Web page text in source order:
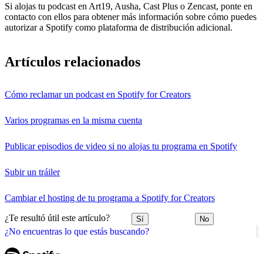
¿No encuentras lo que estás buscando?
Si alojas tu podcast en Art19, Ausha, Cast Plus o Zencast, ponte en
contacto con ellos para obtener más información sobre cómo puedes
autorizar a Spotify como plataforma de distribución adicional.
Artículos relacionados
Cómo reclamar un podcast en Spotify for Creators
Varios programas en la misma cuenta
Publicar episodios de video si no alojas tu programa en Spotify
Subir un tráiler
Cambiar el hosting de tu programa a Spotify for Creators
¿Te resultó útil este artículo? Sí No